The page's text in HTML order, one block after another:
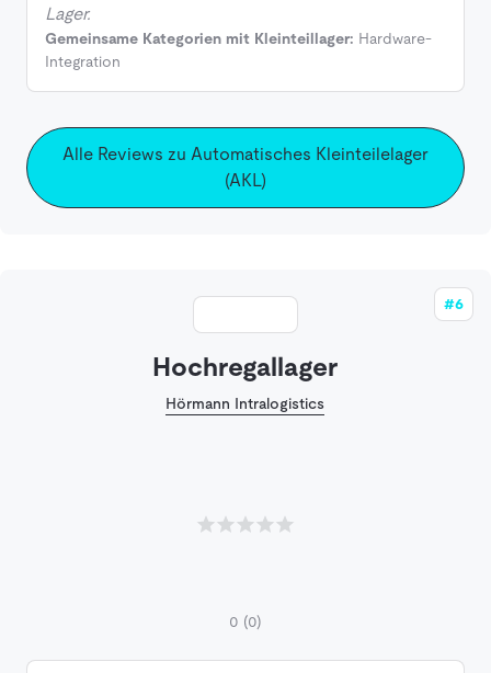
Lager.
Gemeinsame Kategorien mit Kleinteillager: Hardware-
Integration
Alle Reviews zu Automatisches Kleinteilelager
(AKL)
#6
Hochregallager
Hörmann Intralogistics
0 (0)